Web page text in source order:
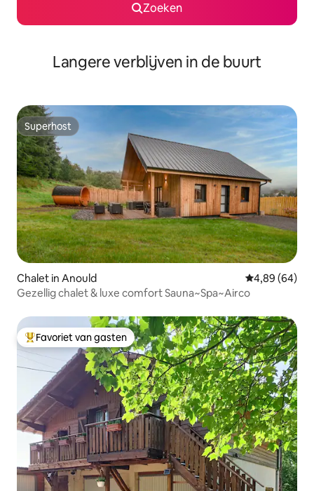
Zoeken
Langere verblijven in de buurt
Superhost
Superhost
Chalet in Anould Gemiddelde
4,89 (64)
Gezellig chalet & luxe comfort Sauna~Spa~Airco
Topfavoriet van gasten
Favoriet van gasten